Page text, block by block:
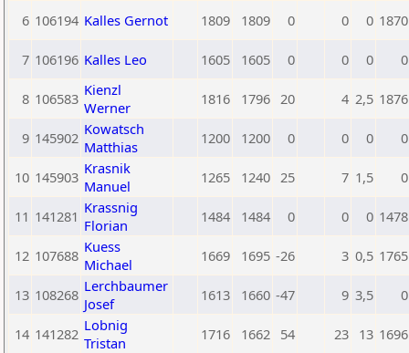
6 106194 Kalles Gernot 1809 1809 0 0 0 1870
7 106196 Kalles Leo 1605 1605 0 0 0 0
8 106583 Kienzl
Werner
1816 1796 20 4 2,5 1876
9 145902 Kowatsch
Matthias
1200 1200 0 0 0 0
10 145903 Krasnik
Manuel
1265 1240 25 7 1,5 0
11 141281 Krassnig
Florian
1484 1484 0 0 0 1478
12 107688 Kuess
Michael
1669 1695 -26 3 0,5 1765
13 108268 Lerchbaumer
Josef
1613 1660 -47 9 3,5 0
14 141282 Lobnig
Tristan
1716 1662 54 23 13 1696